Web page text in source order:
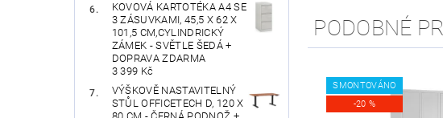
KOVOVÁ KARTOTÉKA A4 SE
3 ZÁSUVKAMI, 45,5 X 62 X
101,5 CM,CYLINDRICKÝ
ZÁMEK - SVĚTLE ŠEDÁ +
DOPRAVA ZDARMA
3 399 Kč
VÝŠKOVĚ NASTAVITELNÝ
STŮL OFFICETECH D, 120 X
PODOBNÉ
SMONTOVÁNO
-20 %